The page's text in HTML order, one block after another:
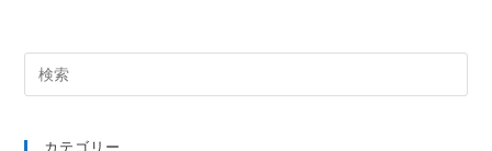
カテゴリー